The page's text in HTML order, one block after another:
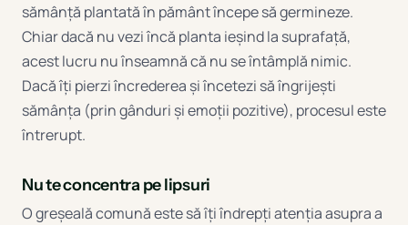
sămânță plantată în pământ începe să germineze.
Chiar dacă nu vezi încă planta ieșind la suprafață,
acest lucru nu înseamnă că nu se întâmplă nimic.
Dacă îți pierzi încrederea și încetezi să îngrijești
sămânța (prin gânduri și emoții pozitive), procesul este
întrerupt.
Nu te concentra pe lipsuri
O greșeală comună este să îți îndrepți atenția asupra a